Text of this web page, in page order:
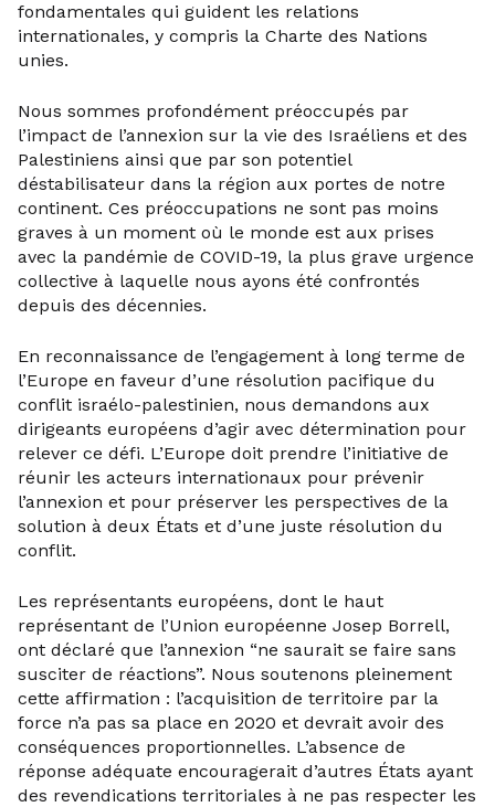
fondamentales qui guident les relations
internationales, y compris la Charte des Nations
unies.
Nous sommes profondément préoccupés par
l’impact de l’annexion sur la vie des Israéliens et des
Palestiniens ainsi que par son potentiel
déstabilisateur dans la région aux portes de notre
continent. Ces préoccupations ne sont pas moins
graves à un moment où le monde est aux prises
avec la pandémie de COVID-19, la plus grave urgence
collective à laquelle nous ayons été confrontés
depuis des décennies.
En reconnaissance de l’engagement à long terme de
l’Europe en faveur d’une résolution pacifique du
conflit israélo-palestinien, nous demandons aux
dirigeants européens d’agir avec détermination pour
relever ce défi. L’Europe doit prendre l’initiative de
réunir les acteurs internationaux pour prévenir
l’annexion et pour préserver les perspectives de la
solution à deux États et d’une juste résolution du
conflit.
Les représentants européens, dont le haut
représentant de l’Union européenne Josep Borrell,
ont déclaré que l’annexion “ne saurait se faire sans
susciter de réactions”. Nous soutenons pleinement
cette affirmation : l’acquisition de territoire par la
force n’a pas sa place en 2020 et devrait avoir des
conséquences proportionnelles. L’absence de
réponse adéquate encouragerait d’autres États ayant
des revendications territoriales à ne pas respecter les